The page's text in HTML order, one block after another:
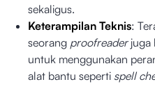
sekaligus.
Keterampilan Teknis:
seorang proofreader juga
untuk menggunakan
alat bantu seperti spell